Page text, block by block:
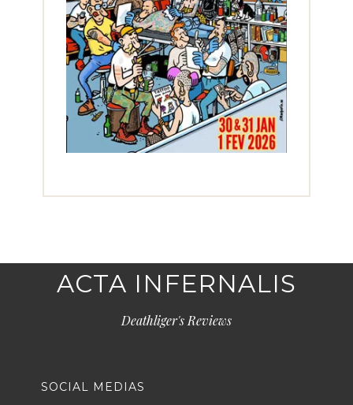
ACTA INFERNALIS
Deathliger's Reviews
SOCIAL MEDIAS